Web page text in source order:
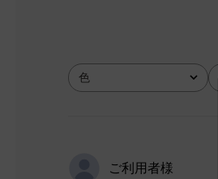
色全て
ご利用者様